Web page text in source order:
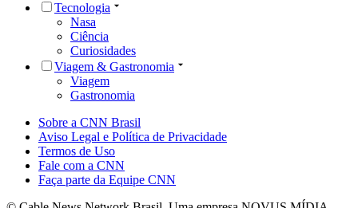
Tecnologia
Nasa
Ciência
Curiosidades
Viagem & Gastronomia
Viagem
Gastronomia
Sobre a CNN Brasil
Aviso Legal e Política de Privacidade
Termos de Uso
Fale com a CNN
Faça parte da Equipe CNN